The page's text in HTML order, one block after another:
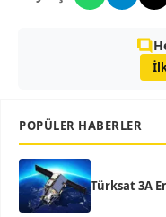
POPÜLER HABERLER
Türksat 3A